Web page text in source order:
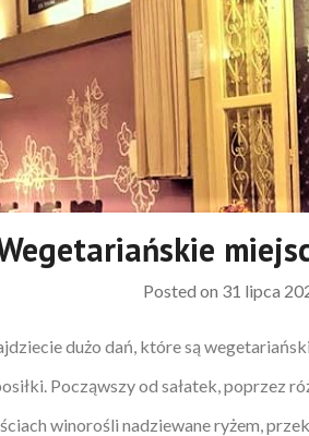
Posted on 31 lipca
dużo dań, które są
Począwszy od sałatek, poprzez
winorośli nadziewane ryżem,